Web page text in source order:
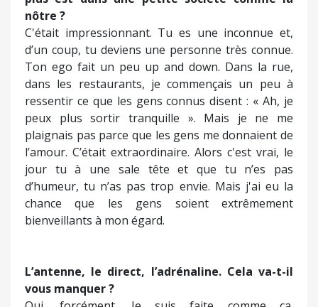
Au fil des années, vous avez acquis une grosse
popularité. Comment l’avez-vous gérée, qui
plus est dans une petite société comme la
nôtre ?
C'était impressionnant. Tu es une inconnue et,
d’un coup, tu deviens une personne très connue.
Ton ego fait un peu up and down. Dans la rue,
dans les restaurants, je commençais un peu à
ressentir ce que les gens connus disent : « Ah, je
peux plus sortir tranquille ». Mais je ne me
plaignais pas parce que les gens me donnaient de
l’amour. C’était extraordinaire. Alors c'est vrai, le
jour tu à une sale tête et que tu n’es pas
d’humeur, tu n’as pas trop envie. Mais j'ai eu la
bienveillants à mon égard.